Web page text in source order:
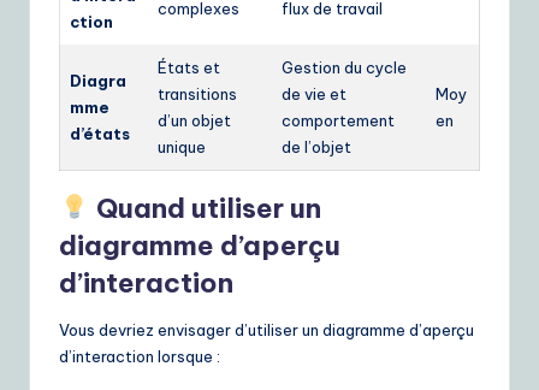
ction
complexes
flux de travail
Diagra
mme
d’états
États et
transitions
d’un objet
unique
Gestion du cycle
de vie et
comportement
de l’objet
Moy
en
Quand utiliser un
diagramme d’aperçu
d’interaction
Vous devriez envisager d’utiliser un diagramme d’aperçu
d’interaction lorsque :